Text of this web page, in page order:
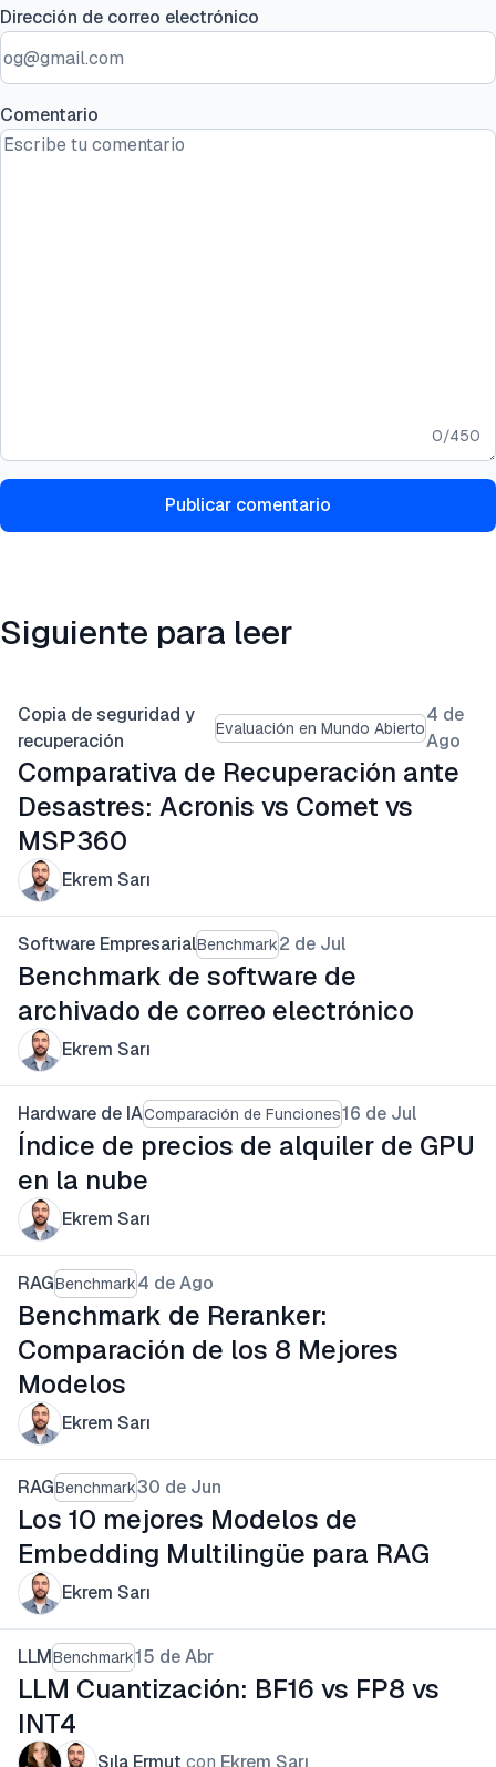
Dirección de correo electrónico
Comentario
0/450
Publicar comentario
Siguiente para leer
Copia de seguridad y
recuperación
Evaluación en Mundo Abierto
4 de
Ago
Comparativa de Recuperación ante
Desastres: Acronis vs Comet vs
MSP360
Ekrem Sarı
Software EmpresarialBenchmark2 de Jul
Benchmark de software de
archivado de correo electrónico
Ekrem Sarı
Hardware de IAComparación de Funciones16 de Jul
Índice de precios de alquiler de GPU
en la nube
Ekrem Sarı
RAGBenchmark4 de Ago
Benchmark de Reranker:
Comparación de los 8 Mejores
Modelos
Ekrem Sarı
RAGBenchmark30 de Jun
Los 10 mejores Modelos de
Embedding Multilingüe para RAG
Ekrem Sarı
LLMBenchmark15 de Abr
LLM Cuantización: BF16 vs FP8 vs
INT4
Sıla Ermut con Ekrem Sarı